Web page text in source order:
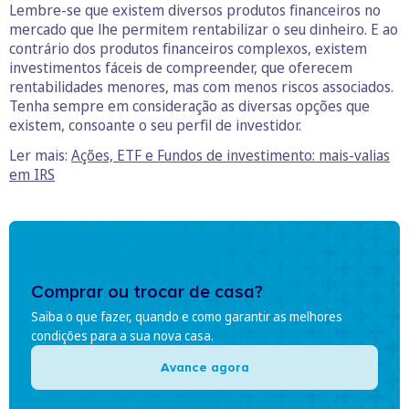
Lembre-se que existem diversos produtos financeiros no
mercado que lhe permitem rentabilizar o seu dinheiro. E ao
contrário dos produtos financeiros complexos, existem
investimentos fáceis de compreender, que oferecem
rentabilidades menores, mas com menos riscos associados.
Tenha sempre em consideração as diversas opções que
existem, consoante o seu perfil de investidor.
Ler mais: Ações, ETF e Fundos de investimento: mais-valias
em IRS
Comprar ou trocar de casa?
Saiba o que fazer, quando e como garantir as melhores
condições para a sua nova casa.
Avance agora